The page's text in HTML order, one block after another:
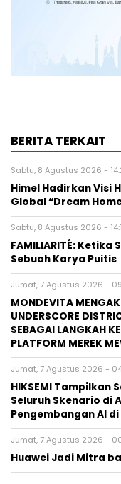
BERITA TERKAIT
Sabtu, 8 Agustus 2026 -
Himel Hadirkan Visi
Global “Dream
Sabtu, 8 Agustus 2026 -
FAMILIARITÉ:
Sebuah Karya Puitis
Jumat, 7 Agustus 2026 -
MONDEVITA
UNDERSCORE
SEBAGAI LANGKAH
PLATFORM MEREK
Jumat, 7 Agustus 2026 -
HIKSEMI Tampilkan
Seluruh Skenario di
Pengembangan AI
Jumat, 7 Agustus 2026 -
Huawei Jadi Mitra